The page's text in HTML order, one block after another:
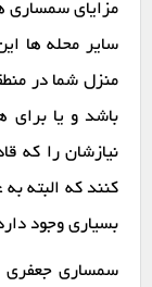
سایر محله ها
باشد و یا برای
نیازشان را که
کنند که البته
بسیاری وجود
سمساری جعفری